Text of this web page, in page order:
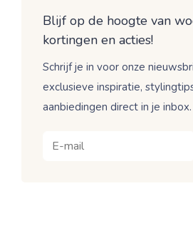
Blijf op de hoogte van
kortingen en acties!
Schrijf je in voor onze
exclusieve inspiratie,
aanbiedingen direct in je inbox.